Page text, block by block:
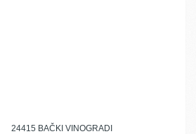
24415 BAČKI VINOGRADI